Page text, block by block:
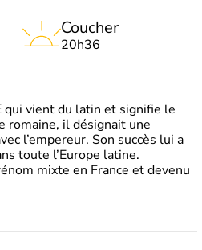
Coucher
20h36
qui vient du latin et signifie le
romaine, il désignait une
l’empereur. Son succès lui a
toute l’Europe latine.
mixte en France et devenu